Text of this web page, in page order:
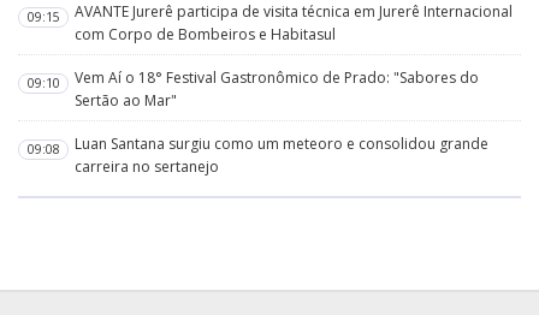
09:15
AVANTE Jurerê participa de visita técnica em Jurerê Internacional
com Corpo de Bombeiros e Habitasul
09:10
Vem Aí o 18° Festival Gastronômico de Prado: "Sabores do
Sertão ao Mar"
09:08
Luan Santana surgiu como um meteoro e consolidou grande
carreira no sertanejo